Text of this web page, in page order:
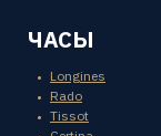
ЧАСЫ
Longines
Rado
Tissot